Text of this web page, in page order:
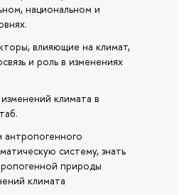
национальном и
влияющие на климат,
и роль в изменениях
климата в
антропогенного
систему, знать
природы
климата